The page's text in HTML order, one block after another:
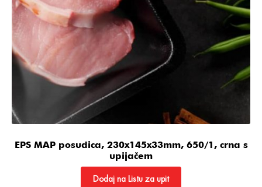
EPS MAP posudica, 230x145x33mm, 650/1, crna s
upijačem
Dodaj na Listu za upit